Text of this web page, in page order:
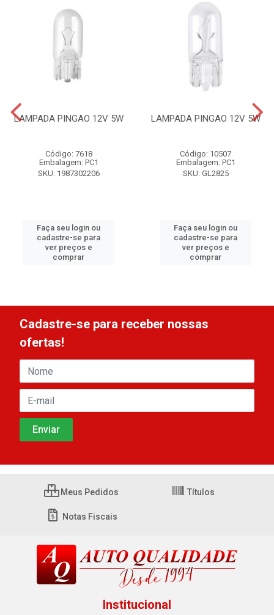
LAMPADA PINGAO 12V 5W
Código: 7618
Embalagem: PC1
SKU: 1987302206
Faça seu login ou
cadastre-se para
ver preços e
comprar
LAMPADA PINGAO 12V 5W
Código: 10507
Embalagem: PC1
SKU: GL2825
Faça seu login ou
cadastre-se para
ver preços e
comprar
Cadastre-se para receber nossas
ofertas!
Meus Pedidos Títulos
Notas Fiscais
Institucional